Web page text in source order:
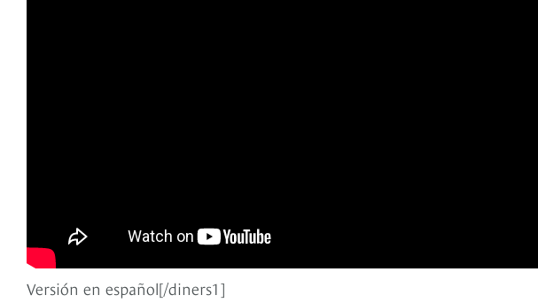
Versión en español[/diners1]